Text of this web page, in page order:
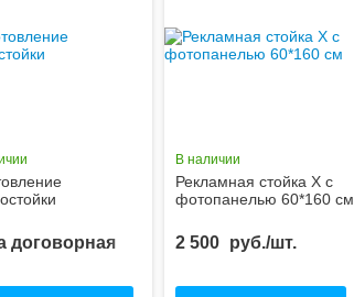
договорная
В наличии
Рекламная стойка Х с
фотопанелью 60*160 см
2 500 руб./шт.